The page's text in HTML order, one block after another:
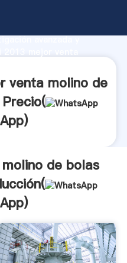
avanzada y
venta molino de
)
de bolas
)